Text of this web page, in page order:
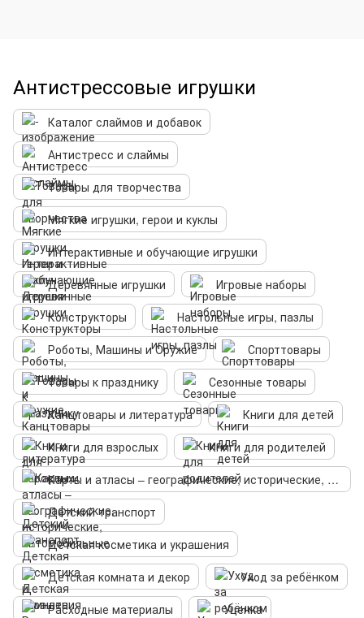
Антистрессовые игрушки
Каталог слаймов и добавок
Антистресс и слаймы
Товары для творчества
Мягкие игрушки, герои и куклы
Интерактивные и обучающие игрушки
Деревянные игрушки
Игровые наборы
Конструкторы
Настольные игры, пазлы
Роботы, Машины и Оружие
Спорттовары
Товары к празднику
Сезонные товары
Канцтовары и литература
Книги для детей
Книги для взрослых
Книги для родителей
Карты и атласы – географические, исторические, автомобильные
Детский транспорт
Детская косметика и украшения
Детская комната и декор
Уход за ребёнком
Расходные материалы
Уценка